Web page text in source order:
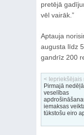
pretējā
vēl vairāk.”
Aptauja
augusta līdz
gandrīz 200
< Iepriekšējais
Pirmajā nedēļā
veselības
iemaksas
tūkstošu eiro